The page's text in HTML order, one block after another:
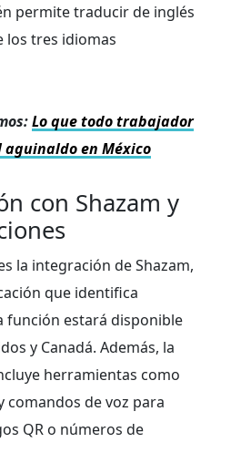
permite traducir de inglés
los tres idiomas
Lo que todo trabajador
aguinaldo en México
con Shazam y
la integración de Shazam,
que identifica
función estará disponible
y Canadá. Además, la
herramientas como
comandos de voz para
QR o números de